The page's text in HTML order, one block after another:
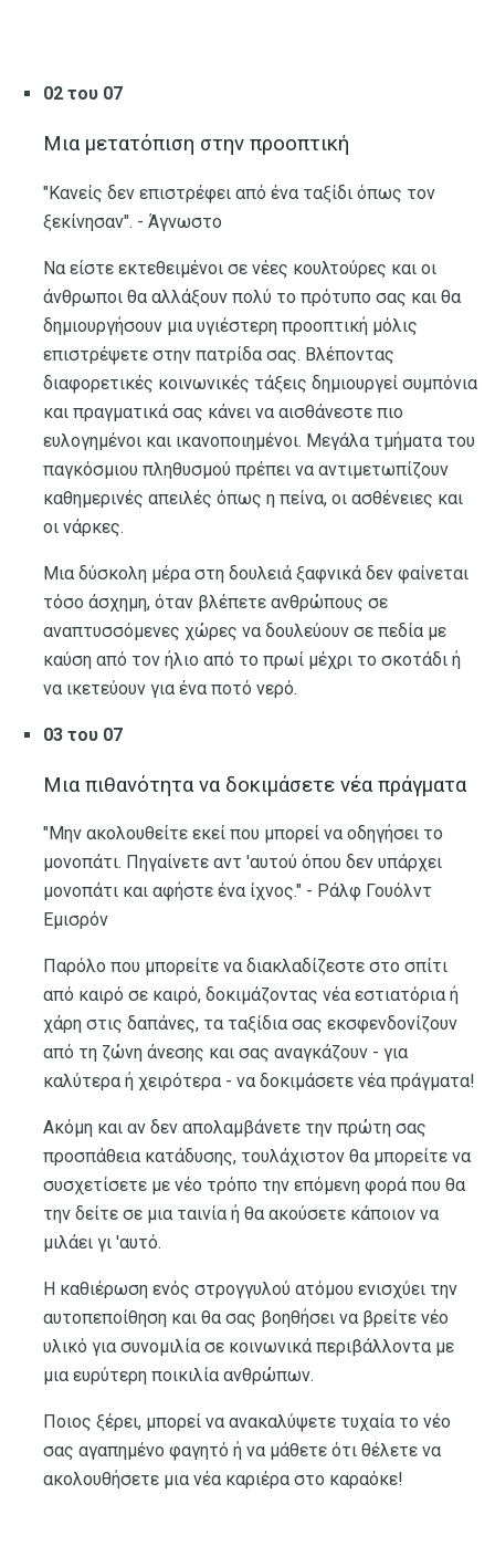
02 του 07
Μια μετατόπιση στην προοπτική
"Κανείς δεν επιστρέφει από ένα ταξίδι όπως τον
ξεκίνησαν". - Άγνωστο
Να είστε εκτεθειμένοι σε νέες κουλτούρες και οι
άνθρωποι θα αλλάξουν πολύ το πρότυπο σας και θα
δημιουργήσουν μια υγιέστερη προοπτική μόλις
επιστρέψετε στην πατρίδα σας. Βλέποντας
διαφορετικές κοινωνικές τάξεις δημιουργεί συμπόνια
και πραγματικά σας κάνει να αισθάνεστε πιο
ευλογημένοι και ικανοποιημένοι. Μεγάλα τμήματα του
παγκόσμιου πληθυσμού πρέπει να αντιμετωπίζουν
καθημερινές απειλές όπως η πείνα, οι ασθένειες και
οι νάρκες.
Μια δύσκολη μέρα στη δουλειά ξαφνικά δεν φαίνεται
τόσο άσχημη, όταν βλέπετε ανθρώπους σε
αναπτυσσόμενες χώρες να δουλεύουν σε πεδία με
καύση από τον ήλιο από το πρωί μέχρι το σκοτάδι ή
να ικετεύουν για ένα ποτό νερό.
03 του 07
Μια πιθανότητα να δοκιμάσετε νέα πράγματα
"Μην ακολουθείτε εκεί που μπορεί να οδηγήσει το
μονοπάτι. Πηγαίνετε αντ 'αυτού όπου δεν υπάρχει
μονοπάτι και αφήστε ένα ίχνος." - Ράλφ Γουόλντ
Εμισρόν
Παρόλο που μπορείτε να διακλαδίζεστε στο σπίτι
από καιρό σε καιρό, δοκιμάζοντας νέα εστιατόρια ή
χάρη στις δαπάνες, τα ταξίδια σας εκσφενδονίζουν
από τη ζώνη άνεσης και σας αναγκάζουν - για
καλύτερα ή χειρότερα - να δοκιμάσετε νέα πράγματα!
Ακόμη και αν δεν απολαμβάνετε την πρώτη σας
προσπάθεια κατάδυσης, τουλάχιστον θα μπορείτε να
συσχετίσετε με νέο τρόπο την επόμενη φορά που θα
την δείτε σε μια ταινία ή θα ακούσετε κάποιον να
μιλάει γι 'αυτό.
Η καθιέρωση ενός στρογγυλού ατόμου ενισχύει την
αυτοπεποίθηση και θα σας βοηθήσει να βρείτε νέο
υλικό για συνομιλία σε κοινωνικά περιβάλλοντα με
μια ευρύτερη ποικιλία ανθρώπων.
Ποιος ξέρει, μπορεί να ανακαλύψετε τυχαία το νέο
σας αγαπημένο φαγητό ή να μάθετε ότι θέλετε να
ακολουθήσετε μια νέα καριέρα στο καραόκε!